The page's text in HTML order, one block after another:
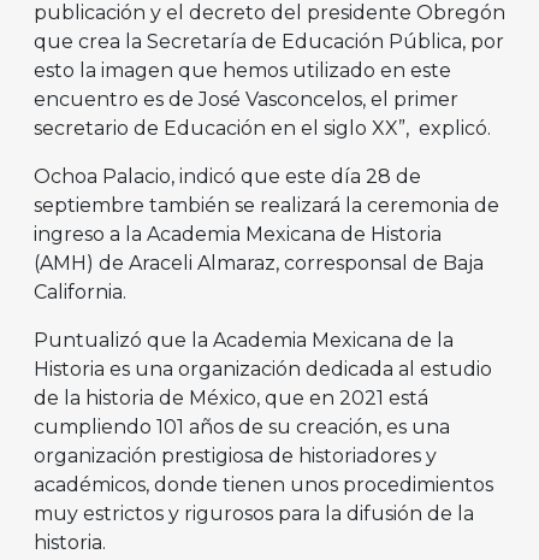
publicación y el decreto del presidente Obregón
que crea la Secretaría de Educación Pública, por
esto la imagen que hemos utilizado en este
encuentro es de José Vasconcelos, el primer
secretario de Educación en el siglo XX”, explicó.
Ochoa Palacio, indicó que este día 28 de
septiembre también se realizará la ceremonia de
ingreso a la Academia Mexicana de Historia
(AMH) de Araceli Almaraz, corresponsal de Baja
California.
Puntualizó que la Academia Mexicana de la
Historia es una organización dedicada al estudio
de la historia de México, que en 2021 está
cumpliendo 101 años de su creación, es una
organización prestigiosa de historiadores y
académicos, donde tienen unos procedimientos
muy estrictos y rigurosos para la difusión de la
historia.